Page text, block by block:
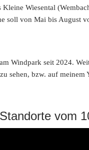
Wiesental
soll von Mai bis August
Windpark seit 2024.
sehen, bzw. auf meinem
vom